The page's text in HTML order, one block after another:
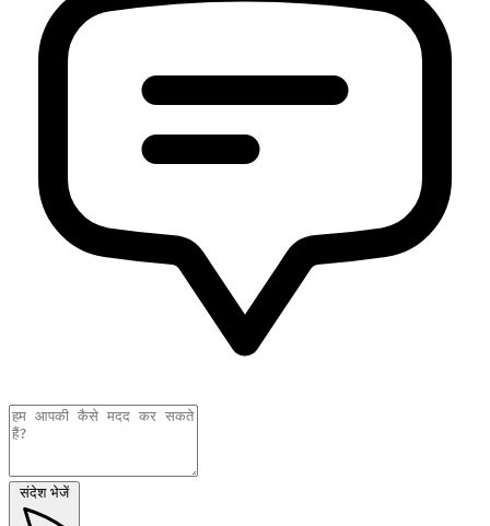
संदेश भेजें